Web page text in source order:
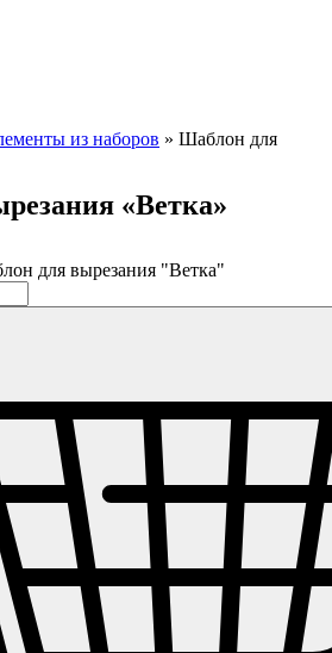
из наборов » Шаблон для
«Ветка»
для вырезания "Ветка"